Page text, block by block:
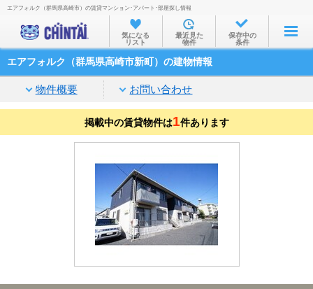
お部屋を探す
沿線・駅から
住所から
家賃相場から
通勤通学時間から
不動産会社から
TOP
エアフォルク（群馬県高崎市）の賃貸マンション･アパート･部屋探し情報
気になる
リスト
最近見た
物件
保存中の
条件
エアフォルク（群馬県高崎市新町）の建物情報
物件概要 お問い合わせ
掲載中の賃貸物件は1件あります